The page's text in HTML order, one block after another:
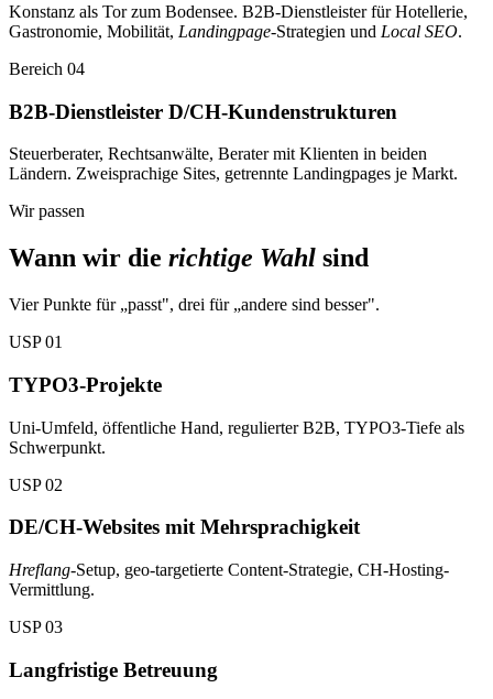
Konstanz als Tor zum Bodensee. B2B-Dienstleister für Hotellerie,
Gastronomie, Mobilität, Landingpage-Strategien und Local SEO.
Bereich 04
B2B-Dienstleister D/CH-Kundenstrukturen
Steuerberater, Rechtsanwälte, Berater mit Klienten in beiden
Ländern. Zweisprachige Sites, getrennte Landingpages je Markt.
Wir passen
Wann wir die richtige Wahl sind
Vier Punkte für „passt", drei für „andere sind besser".
USP 01
TYPO3-Projekte
Uni-Umfeld, öffentliche Hand, regulierter B2B, TYPO3-Tiefe als
Schwerpunkt.
USP 02
DE/CH-Websites mit Mehrsprachigkeit
Hreflang-Setup, geo-targetierte Content-Strategie, CH-Hosting-
Vermittlung.
USP 03
Langfristige Betreuung